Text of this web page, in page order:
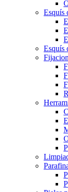
Esquís
Esquís